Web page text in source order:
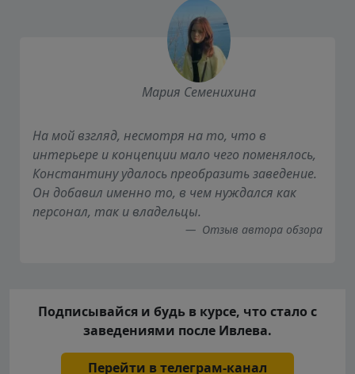
Мария Семенихина
На мой взгляд, несмотря на то, что в
интерьере и концепции мало чего поменялось,
Константину удалось преобразить заведение.
Он добавил именно то, в чем нуждался как
персонал, так и владельцы.
Отзыв автора обзора
Подписывайся и будь в курсе, что стало с
заведениями после Ивлева.
Перейти в телеграм-канал